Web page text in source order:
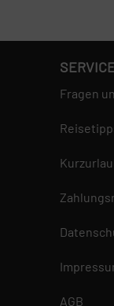
Fragen
AGB